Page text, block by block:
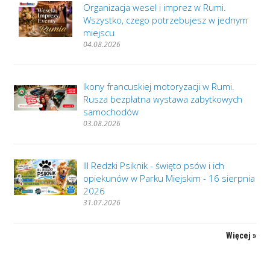
Organizacja wesel i imprez w Rumi.
Wszystko, czego potrzebujesz w jednym
miejscu
04.08.2026
Ikony francuskiej motoryzacji w Rumi.
Rusza bezpłatna wystawa zabytkowych
samochodów
03.08.2026
III Redzki Psiknik - święto psów i ich
opiekunów w Parku Miejskim - 16 sierpnia
2026
31.07.2026
Więcej »